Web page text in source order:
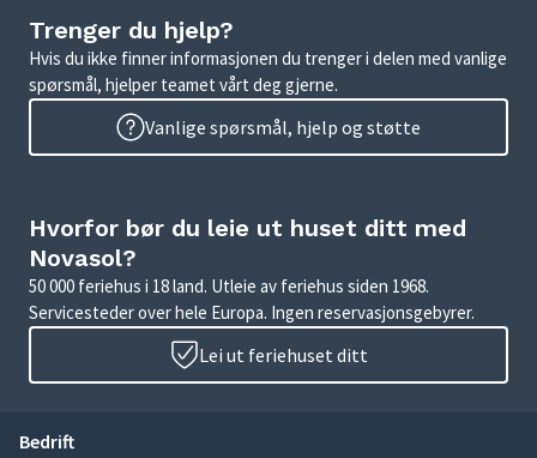
Trenger du hjelp?
Hvis du ikke finner informasjonen du trenger i delen med vanlige
spørsmål, hjelper teamet vårt deg gjerne.
Vanlige spørsmål, hjelp og støtte
Hvorfor bør du leie ut huset ditt med
Novasol?
50 000 feriehus i 18 land. Utleie av feriehus siden 1968.
Servicesteder over hele Europa. Ingen reservasjonsgebyrer.
Lei ut feriehuset ditt
Bedrift